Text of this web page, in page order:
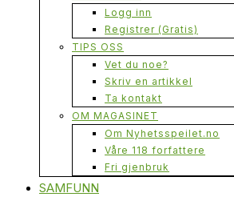
Logg inn
Registrer (Gratis)
TIPS OSS
Vet du noe?
Skriv en artikkel
Ta kontakt
OM MAGASINET
Om Nyhetsspeilet.no
Våre 118 forfattere
Fri gjenbruk
SAMFUNN